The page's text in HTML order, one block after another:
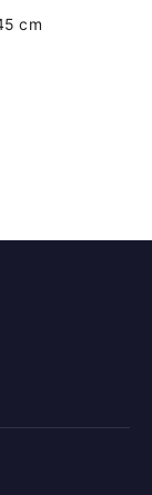
cm